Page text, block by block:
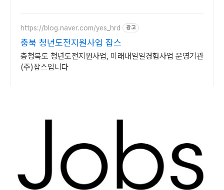
https://blog.naver.com/yes_hrd 광고
충북 청년도전지원사업 잡스
충청북도 청년도전지원사업, 미래내일일경험사업 운영기관
(주)잡스입니다